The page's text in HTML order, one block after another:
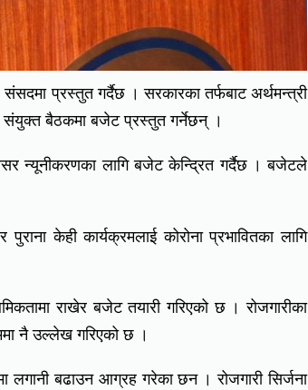
प्रस्तुत गर्दैछ । सरकारका तर्फबाट अर्थमन्त्री
बैठकमा बजेट प्रस्तुत गर्नेछन् ।
न्यूनीकरणका लागि बजेट केन्द्रित गर्दैछ । बजेटले
केही कार्यक्रमलाई कोरोना प्रभावितका लागि
राखेर बजेट तयारी गरिएको छ । रोजगारीका
नै उल्लेख गरिएको छ ।
बढाउन आग्रह गरेका छन । रोजगारी सिर्जना